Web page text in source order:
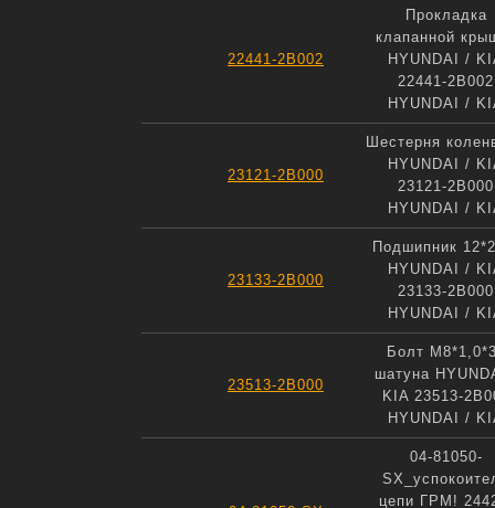
22441-2B002
Прокладка
клапанной
HYUNDAI /
22441-2B002
HYUNDAI /
23121-2B000
Шестерня
HYUNDAI /
23121-2B000
HYUNDAI /
23133-2B000
Подшипник
HYUNDAI /
23133-2B000
HYUNDAI /
23513-2B000
Болт
шатуна
KIA 23513-
HYUNDAI /
04-81050-
цепи ГРМ!